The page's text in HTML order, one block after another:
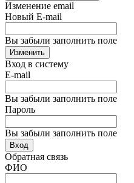
Изменение email
Новый E-mail
Вы забыли заполнить поле
Изменить
Вход в систему
E-mail
Вы забыли заполнить поле
Пароль
Вы забыли заполнить поле
Вход
Обратная связь
ФИО